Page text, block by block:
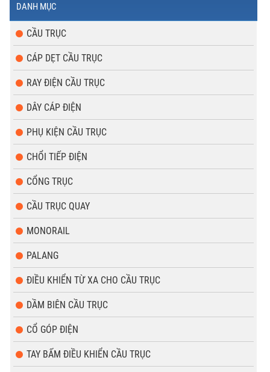
DANH MỤC
CẦU TRỤC
CÁP DẸT CẦU TRỤC
RAY ĐIỆN CẦU TRỤC
DÂY CÁP ĐIỆN
PHỤ KIỆN CẦU TRỤC
CHỔI TIẾP ĐIỆN
CỔNG TRỤC
CẦU TRỤC QUAY
MONORAIL
PALANG
ĐIỀU KHIỂN TỪ XA CHO CẦU TRỤC
DẦM BIÊN CẦU TRỤC
CỔ GÓP ĐIỆN
TAY BẤM ĐIỀU KHIỂN CẦU TRỤC